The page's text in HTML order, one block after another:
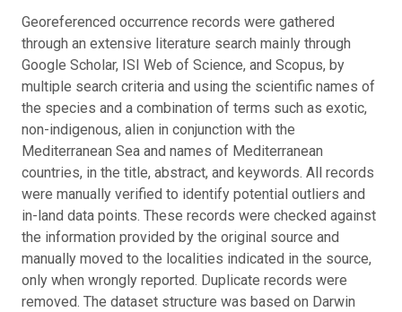
Georeferenced occurrence records were gathered
through an extensive literature search mainly through
Google Scholar, ISI Web of Science, and Scopus, by
multiple search criteria and using the scientific names of
the species and a combination of terms such as exotic,
non-indigenous, alien in conjunction with the
Mediterranean Sea and names of Mediterranean
countries, in the title, abstract, and keywords. All records
were manually verified to identify potential outliers and
in-land data points. These records were checked against
the information provided by the original source and
manually moved to the localities indicated in the source,
only when wrongly reported. Duplicate records were
removed. The dataset structure was based on Darwin